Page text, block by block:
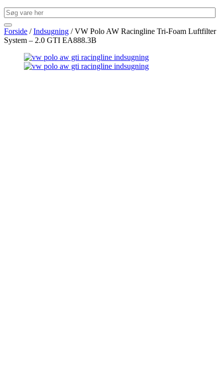
Forside /Indsugning / VW Polo AW Racingline Tri-Foam Luftfilter
System – 2.0 GTI EA888.3B